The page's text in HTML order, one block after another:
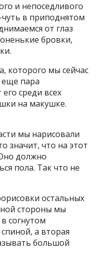
и непоседливого
чуть в приподнятом
от глаз
бровки,
которого мы сейчас
еще пара
среди всех
на макушке.
мы нарисовали
значит, что на этот
должно
пола. Так что не
остальных
стороны мы
согнутом
а вторая
большой